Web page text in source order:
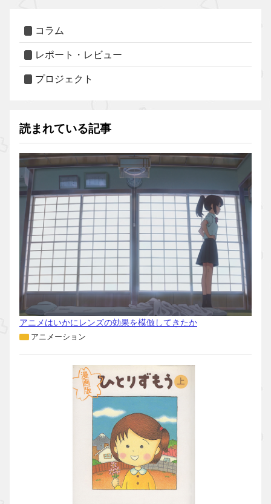
コラム
レポート・レビュー
プロジェクト
読まれている記事
アニメはいかにレンズの効果を模倣してきたか
アニメーション